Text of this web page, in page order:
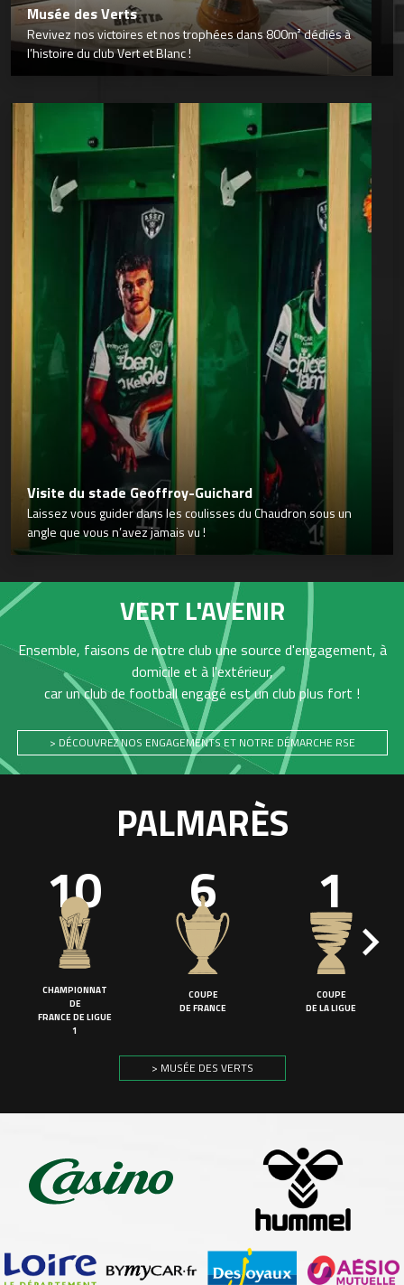
Musée des Verts
Revivez nos victoires et nos trophées dans 800m² dédiés à
l’histoire du club Vert et Blanc !
Visite du stade Geoffroy-Guichard
Laissez vous guider dans les coulisses du Chaudron sous un
angle que vous n’avez jamais vu !
VERT L'AVENIR
Ensemble, faisons de notre club une source d'engagement, à
domicile et à l'extérieur,
car un club de football engagé est un club plus fort !
> DÉCOUVREZ NOS ENGAGEMENTS ET NOTRE DÉMARCHE RSE
PALMARÈS
10
CHAMPIONNAT
DE
FRANCE DE LIGUE
1
6
COUPE
DE FRANCE
1
COUPE
DE LA LIGUE
> MUSÉE DES VERTS